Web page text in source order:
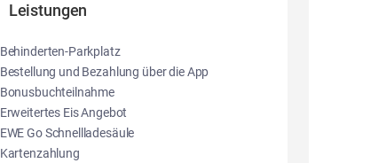
Leistungen
Behinderten-Parkplatz
Bestellung und Bezahlung über die App
Bonusbuchteilnahme
Erweitertes Eis Angebot
EWE Go Schnellladesäule
Kartenzahlung